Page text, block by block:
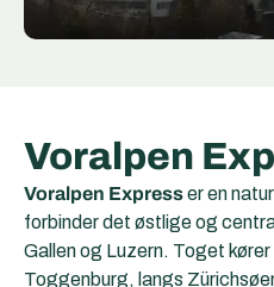
Voralpen
Voralpen Expresser en
forbinder det østlige og
Gallen og Luzern. Toget
Toggenburg, langs